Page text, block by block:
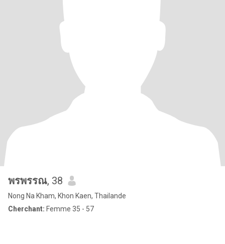
พรพรรณ, 38
Nong Na Kham, Khon Kaen, Thailande
Cherchant: Femme 35 - 57